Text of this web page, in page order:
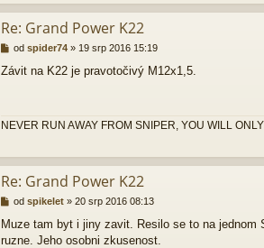
Re: Grand Power K22
P
í
v
k
od spider74 » 19 srp 2016 15:19
Závit na K22 je pravotočivý M12x1,5.
NEVER RUN AWAY FROM SNIPER, YOU WILL
Re: Grand Power K22
P
í
s
od spikelet » 20 srp 2016 08:13
Muze tam byt i jiny zavit. Resilo se to na
ruzne. Jeho osobni zkusenost.